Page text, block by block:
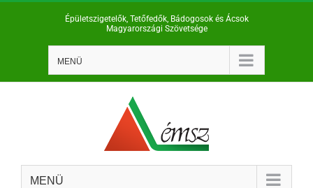
Épületszigetelők, Tetőfedők, Bádogosok és Ácsok
Magyarországi Szövetsége
MENÜ
MENÜ